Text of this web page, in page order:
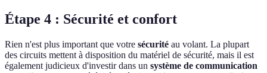
Étape 4 : Sécurité et confort
Rien n'est plus important que votre sécurité au volant. La plupart
des circuits mettent à disposition du matériel de sécurité, mais il est
également judicieux d'investir dans un système de communication